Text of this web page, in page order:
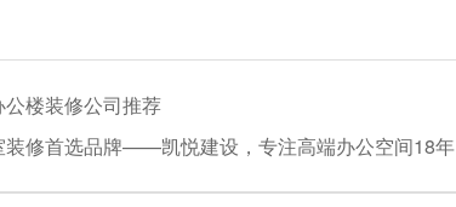
公楼装修公司推荐
装修首选品牌——凯悦建设，专注高端办公空间18年